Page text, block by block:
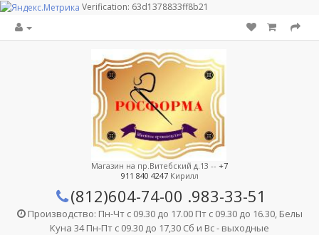
Verification: 63d1378833ff8b21
Магазин на пр.Витебский д.13 -- +7
911 840 4247Кирилл
(812)604-74-00 .983-33-51
Производство: Пн-Чт с 09.30 до 17.00 Пт с 09.30 до 16.30, Белы
Куна 34 Пн-Пт с 09.30 до 17,30 Сб и Вс - выходные